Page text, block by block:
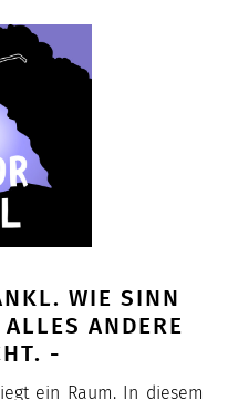
WIE SINN
ANDERE
-
ein Raum. In diesem